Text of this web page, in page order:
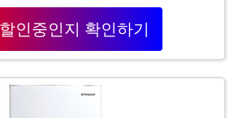
인중인지 확인하기